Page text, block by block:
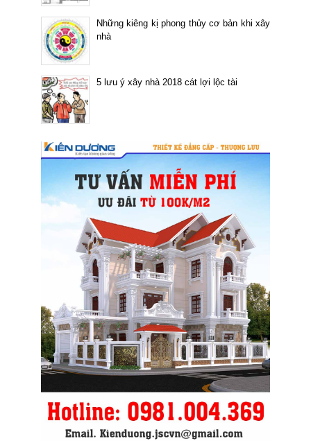
Những kiêng kị phong thủy cơ bản khi xây
nhà
5 lưu ý xây nhà 2018 cát lợi lộc tài